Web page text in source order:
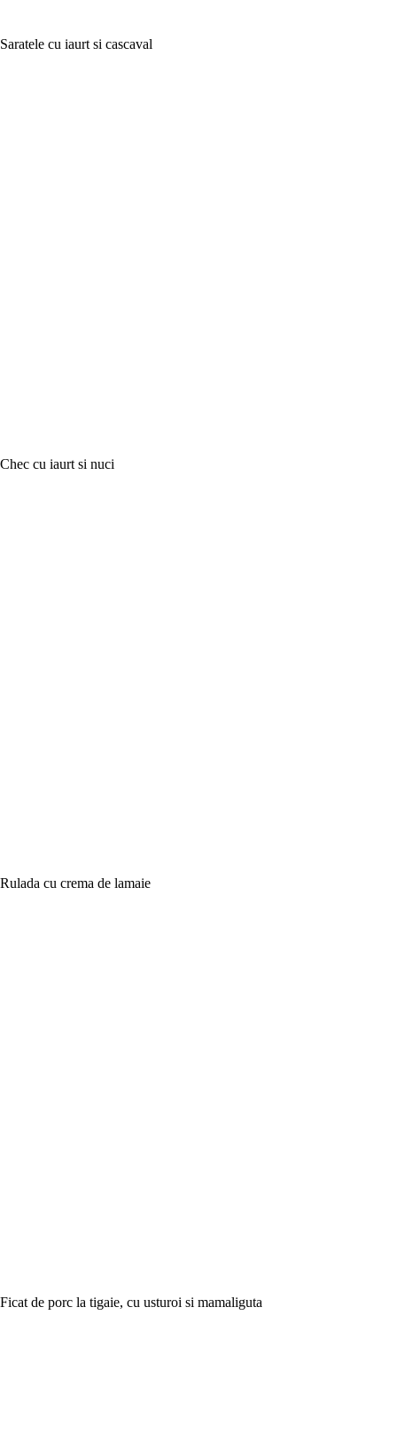
Saratele cu iaurt si cascaval
Chec cu iaurt si nuci
Rulada cu crema de lamaie
Ficat de porc la tigaie, cu usturoi si mamaliguta